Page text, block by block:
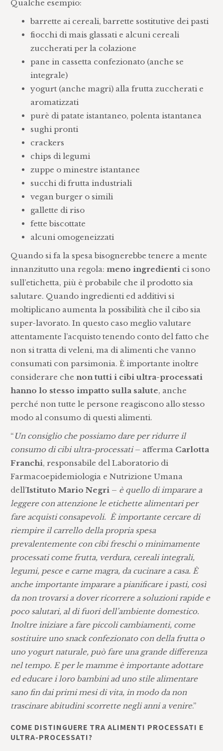
Qualche esempio:
barrette ai cereali, barrette sostitutive dei pasti
fiocchi di mais glassati e alcuni cereali
zuccherati per la colazione
pane in cassetta confezionato (anche se
integrale)
yogurt (anche magri) alla frutta zuccherati e
aromatizzati
purè di patate istantaneo, polenta istantanea
sughi pronti
crackers
chips di legumi
zuppe o minestre istantanee
succhi di frutta industriali
vegan burger o simili
gallette di riso
fette biscottate
alcuni omogeneizzati
Quando si fa la spesa bisognerebbe tenere a mente
innanzitutto una regola:meno ingredienti ci sono
sull’etichetta, più è probabile che il prodotto sia
salutare. Quando ingredienti ed additivi si
moltiplicano aumenta la possibilità che il cibo sia
super-lavorato. In questo caso meglio valutare
attentamente l’acquisto tenendo conto del fatto che
non si tratta di veleni, ma di alimenti che vanno
consumati con parsimonia. È importante inoltre
considerare chenon tutti i cibi ultra-processati
hanno lo stesso impatto sulla salute, anche
perché non tutte le persone reagiscono allo stesso
modo al consumo di questi alimenti.
“ Un consiglio che possiamo dare per ridurre il
consumo di cibi ultra-processati– afferma Carlotta
Franchi, responsabile del Laboratorio di
Farmacoepidemiologia e Nutrizione Umana
dell’Istituto Mario Negri – è quello di imparare a
leggere con attenzione le etichette alimentari per
fare acquisti consapevoli. È importante cercare di
riempire il carrello della propria spesa
prevalentemente con cibi freschi o minimamente
processati come frutta, verdura, cereali integrali,
legumi, pesce e carne magra, da cucinare a casa. È
anche importante imparare a pianificare i pasti, così
da non trovarsi a dover ricorrere a soluzioni rapide e
poco salutari, al di fuori dell’ambiente domestico.
Inoltre iniziare a fare piccoli cambiamenti, come
sostituire uno snack confezionato con della frutta o
uno yogurt naturale, può fare una grande differenza
nel tempo. E per le mamme è importante adottare
ed educare i loro bambini ad uno stile alimentare
sano fin dai primi mesi di vita, in modo da non
trascinare abitudini scorrette negli anni a venire.”
COME DISTINGUERE TRA ALIMENTI PROCESSATI E
ULTRA-PROCESSATI?